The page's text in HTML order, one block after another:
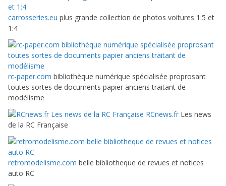
carrosseries.eu plus grande collection de photos voitures 1:5 et
1:4
rc-paper.com bibliothèque numérique spécialisée proprosant
toutes sortes de documents papier anciens traitant de
modélisme
RCnews.fr Les news
de la RC Française
retromodelisme.com belle bibliotheque de revues et notices
auto RC